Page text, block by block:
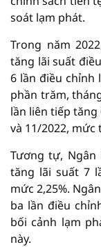
soát lạm phát.
Trong năm
tăng lãi suất
6 lần điều chỉnh
phần trăm,
lần liên tiếp tăng
và 11/2022,
Tương tự,
tăng lãi suất 7
mức 2,25%.
ba lần điều
bối cảnh lạm
này.